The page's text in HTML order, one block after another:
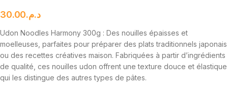
د.م.30.00
Udon Noodles Harmony 300g : Des nouilles épaisses et
moelleuses, parfaites pour préparer des plats traditionnels japonais
ou des recettes créatives maison. Fabriquées à partir d’ingrédients
de qualité, ces nouilles udon offrent une texture douce et élastique
qui les distingue des autres types de pâtes.